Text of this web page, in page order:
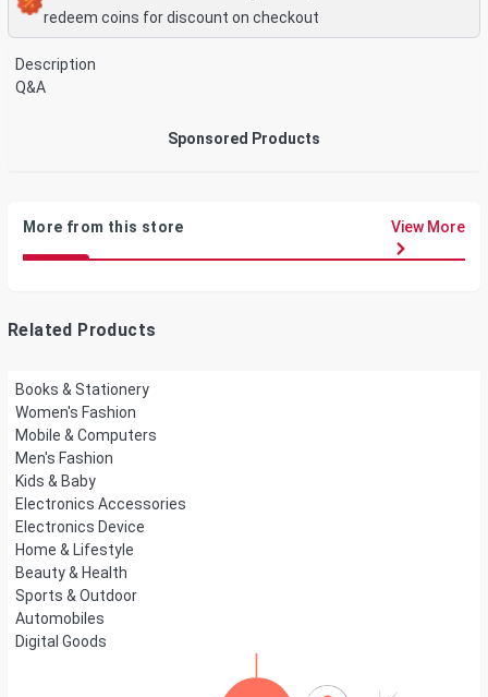
redeem coins for discount on checkout
Description
Q&A
Sponsored Products
More from this store View More
Related Products
Books & Stationery
Women's Fashion
Mobile & Computers
Men's Fashion
Kids & Baby
Electronics Accessories
Electronics Device
Home & Lifestyle
Beauty & Health
Sports & Outdoor
Automobiles
Digital Goods